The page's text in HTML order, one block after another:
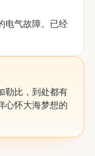
电气故障。已经
勒比，到处都有
心怀大海梦想的